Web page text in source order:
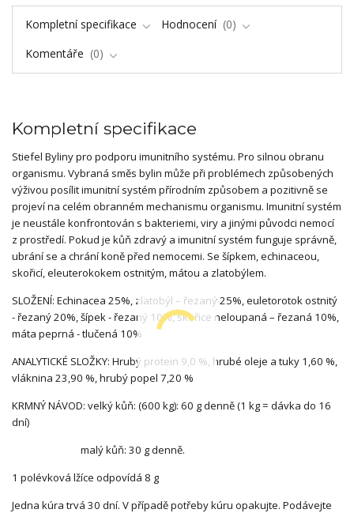
Kompletní specifikace Hodnocení
0
Komentáře
0
Kompletní specifikace
Stiefel Byliny pro podporu imunitního systému. Pro silnou obranu
organismu. Vybraná směs bylin může při problémech způsobených
výživou posílit imunitní systém přírodním způsobem a pozitivně se
projeví na celém obranném mechanismu organismu. Imunitní systém
je neustále konfrontován s bakteriemi, viry a jinými původci nemocí
z prostředí. Pokud je kůň zdravý a imunitní systém funguje správně,
ubrání se a chrání koně před nemocemi. Se šípkem, echinaceou,
skořicí, eleuterokokem ostnitým, mátou a zlatobýlem.
SLOŽENÍ: Echinacea 25%, zlatobýl – řezaný 25%, euletorotok ostnitý
- řezaný 20%, šípek - řezaný 10%, skořice neloupaná – řezaná 10%,
máta peprná - tlučená 10%
ANALYTICKÉ SLOŽKY: Hrubý protein 9,0 %, hrubé oleje a tuky 1,60 %,
vláknina 23,90 %, hrubý popel 7,20 %
KRMNÝ NÁVOD: velký kůň: (600 kg): 60 g denně (1 kg = dávka do 16
dní)
malý kůň: 30 g denně.
1 polévková lžíce odpovídá 8 g
Jedna kúra trvá 30 dní. V případě potřeby kúru opakujte. Podávejte